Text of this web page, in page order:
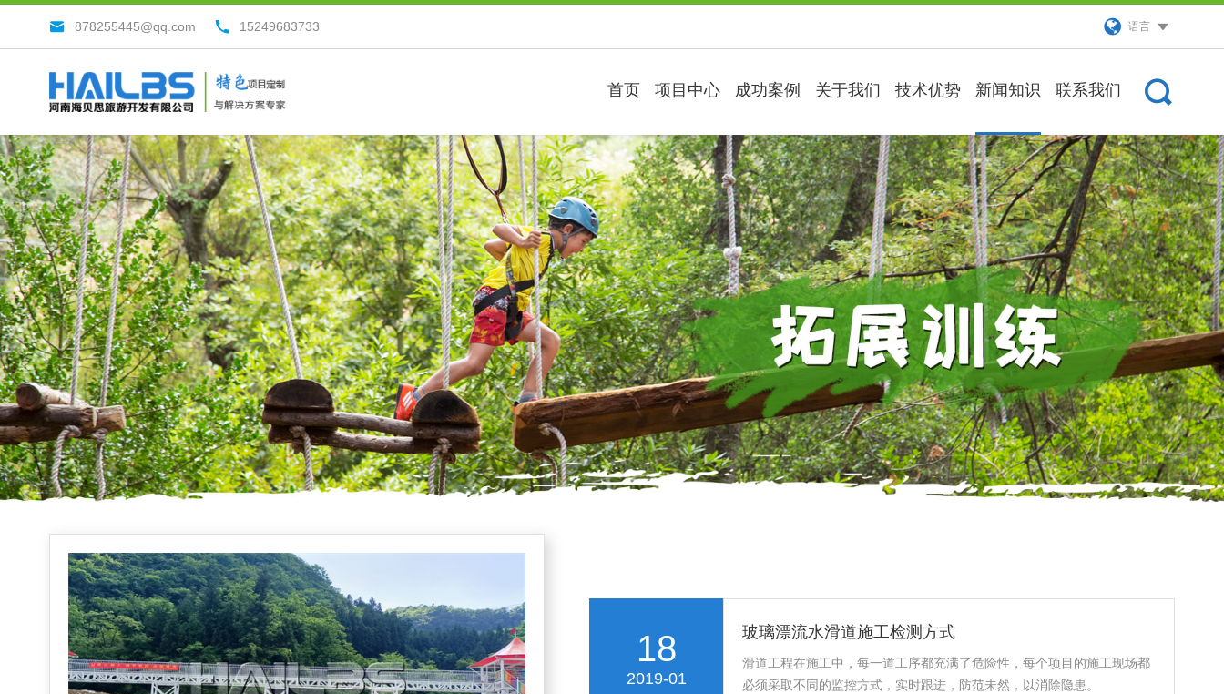
878255445@qq.com 15249683733 语言
首页 项目中心 成功案例 关于我们 技术优势 新闻知识 联系我们
18
2019-01
玻璃漂流水滑道施工检测方式
滑道工程在施工中，每一道工序都充满了危险性，每个项目的施工现场都
必须采取不同的监控方式，实时跟进，防范未然，以消除隐患。